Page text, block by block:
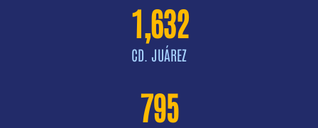
1,632
CD. JUÁREZ
795